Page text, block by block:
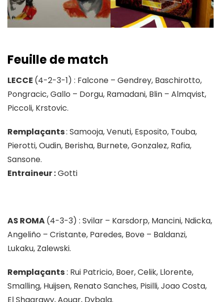
Feuille de match
LECCE (4-2-3-1) : Falcone – Gendrey, Baschirotto,
Pongracic, Gallo – Dorgu, Ramadani, Blin – Almqvist,
Piccoli, Krstovic.
Remplaçants: Samooja, Venuti, Esposito, Touba,
Pierotti, Oudin, Berisha, Burnete, Gonzalez, Rafia,
Sansone.
Entraineur :Gotti
AS ROMA(4-3-3) : Svilar – Karsdorp, Mancini, Ndicka,
Angeliño – Cristante, Paredes, Bove – Baldanzi,
Lukaku, Zalewski.
Remplaçants: Rui Patricio, Boer, Celik, Llorente,
Smalling, Huijsen, Renato Sanches, Pisilli, Joao Costa,